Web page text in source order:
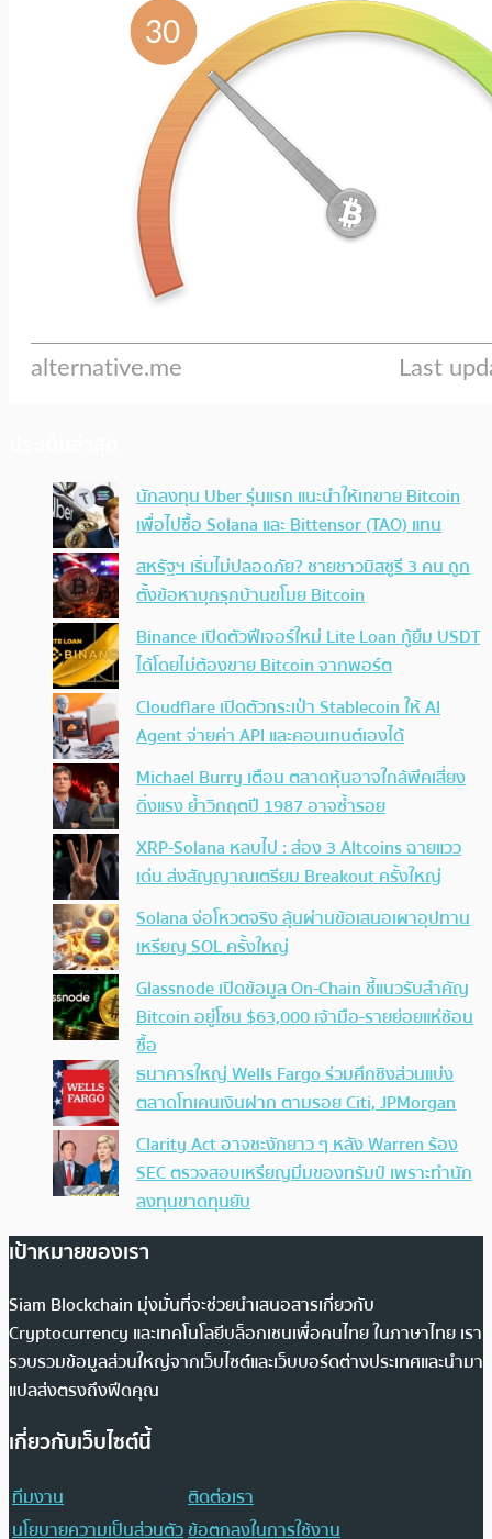
นักลงทุน Uber รุ่นแรก แนะนำให้เทขาย Bitcoin
เพื่อไปซื้อ Solana และ Bittensor (TAO) แทน
สหรัฐฯ เริ่มไม่ปลอดภัย? ชายชาวมิสซูรี 3 คน ถูก
ตั้งข้อหาบุกรุกบ้านขโมย Bitcoin
Binance เปิดตัวฟีเจอร์ใหม่ Lite Loan กู้ยืม USDT
ได้โดยไม่ต้องขาย Bitcoin จากพอร์ต
Cloudflare เปิดตัวกระเป๋า Stablecoin ให้ AI
Agent จ่ายค่า API และคอนเทนต์เองได้
Michael Burry เตือน ตลาดหุ้นอาจใกล้พีคเสี่ยง
ดิ่งแรง ย้ำวิกฤตปี 1987 อาจซ้ำรอย
XRP-Solana หลบไป : ส่อง 3 Altcoins ฉายแวว
เด่น ส่งสัญญาณเตรียม Breakout ครั้งใหญ่
Solana จ่อโหวตจริง ลุ้นผ่านข้อเสนอเผาอุปทาน
เหรียญ SOL ครั้งใหญ่
Glassnode เปิดข้อมูล On-Chain ชี้แนวรับสำคัญ
Bitcoin อยู่โซน $63,000 เจ้ามือ-รายย่อยแห่ช้อน
ซื้อ
ธนาคารใหญ่ Wells Fargo ร่วมศึกชิงส่วนแบ่ง
ตลาดโทเคนเงินฝาก ตามรอย Citi, JPMorgan
Clarity Act อาจชะงักยาว ๆ หลัง Warren ร้อง
SEC ตรวจสอบเหรียญมีมของทรัมป์ เพราะทำนัก
ลงทุนขาดทุนยับ
เป้าหมายของเรา
Siam Blockchain มุ่งมั่นที่จะช่วยนำเสนอสารเกี่ยวกับ
Cryptocurrency และเทคโนโลยีบล็อกเชนเพื่อคนไทย ในภาษาไทย เรา
รวบรวมข้อมูลส่วนใหญ่จากเว็บไซต์และเว็บบอร์ดต่างประเทศและนำมา
แปลส่งตรงถึงฟีดคุณ
เกี่ยวกับเว็บไซต์นี้
ทีมงาน
ติดต่อเรา
นโยบายความเป็นส่วนตัวข้อตกลงในการใช้งาน